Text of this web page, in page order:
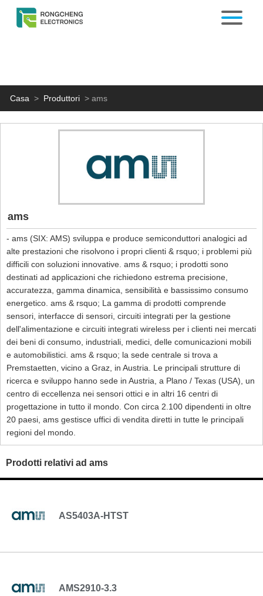
Casa > Produttori >ams
ams
- ams (SIX: AMS) sviluppa e produce semiconduttori analogici ad
alte prestazioni che risolvono i propri clienti & rsquo; i problemi più
difficili con soluzioni innovative. ams & rsquo; i prodotti sono
destinati ad applicazioni che richiedono estrema precisione,
accuratezza, gamma dinamica, sensibilità e bassissimo consumo
energetico. ams & rsquo; La gamma di prodotti comprende
sensori, interfacce di sensori, circuiti integrati per la gestione
dell'alimentazione e circuiti integrati wireless per i clienti nei mercati
dei beni di consumo, industriali, medici, delle comunicazioni mobili
e automobilistici. ams & rsquo; la sede centrale si trova a
Premstaetten, vicino a Graz, in Austria. Le principali strutture di
ricerca e sviluppo hanno sede in Austria, a Plano / Texas (USA), un
centro di eccellenza nei sensori ottici e in altri 16 centri di
progettazione in tutto il mondo. Con circa 2.100 dipendenti in oltre
20 paesi, ams gestisce uffici di vendita diretti in tutte le principali
regioni del mondo.
Prodotti relativi ad ams
AS5403A-HTST
AMS2910-3.3